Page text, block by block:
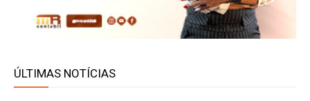
ÚLTIMAS NOTÍCIAS